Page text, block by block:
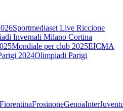
Sportmediaset Live Riccione
Invernali Milano Cortina
Mondiale per club 2025EICMA
2024Olimpiadi Parigi
FiorentinaFrosinoneGenoaInter